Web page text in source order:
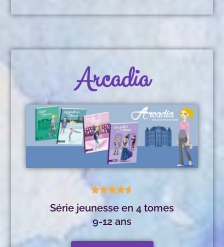
Arcadia

Série jeunesse en 4 tomes
9-12 ans